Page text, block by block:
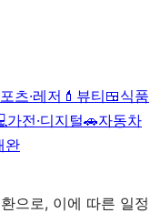
츠·레저 💄 뷰티🍱식품
가전·디지털🚗자동차
완
으로, 이에 따른 일정